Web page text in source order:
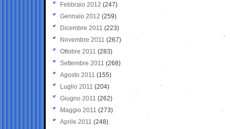
Febbraio 2012 (247)
Gennaio 2012 (259)
Dicembre 2011 (223)
Novembre 2011 (267)
Ottobre 2011 (283)
Settembre 2011 (268)
Agosto 2011 (155)
Luglio 2011 (204)
Giugno 2011 (262)
Maggio 2011 (273)
Aprile 2011 (248)